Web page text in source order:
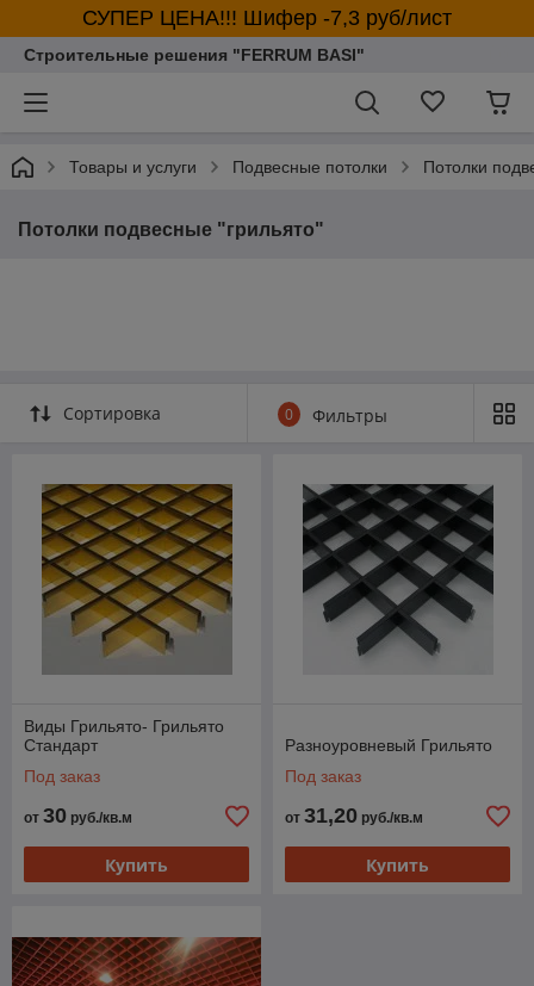
СУПЕР ЦЕНА!!! Шифер -7,3 руб/лист
Строительные решения "FERRUM BASI"
Товары и услуги Подвесные потолки Потолки
Потолки подвесные "грильято"
Сортировка 0 Фильтры
Виды Грильято- Грильято
Стандарт
Под заказ
от 30 руб./кв.м
Купить
Разноуровневый Грильято
Под заказ
от 31,20 руб./кв.м
Купить